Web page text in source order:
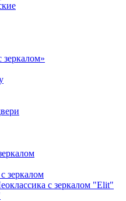
зеркалом»
зеркалом
с зеркалом "Elit"